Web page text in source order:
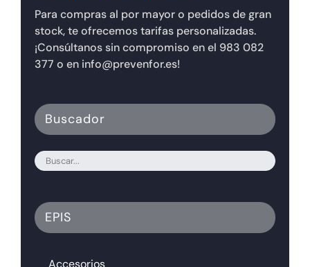
Para compras al por mayor o pedidos de gran
stock, te ofrecemos tarifas personalizadas.
¡Consúltanos sin compromiso en el 983 082
377 o en info@prevenfor.es!
Buscador
EPIS